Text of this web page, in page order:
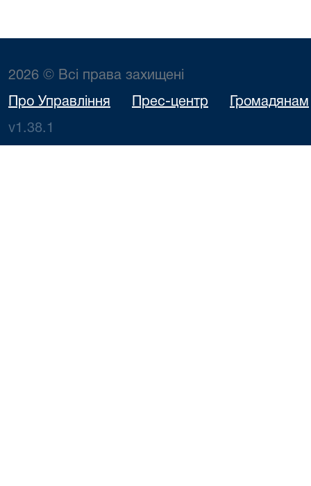
2026 © Всі права захищені
Про Управління Прес-центр Громадянам
v1.38.1